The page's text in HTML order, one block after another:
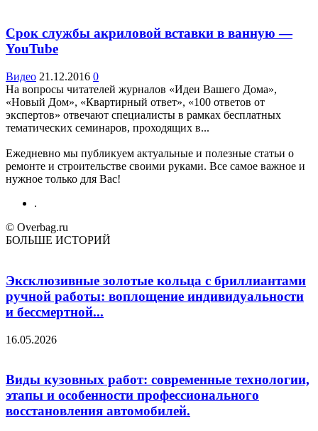
Срок службы акриловой вставки в ванную —
YouTube
Видео 21.12.2016 0
На вопросы читателей журналов «Идеи Вашего Дома»,
«Новый Дом», «Квартирный ответ», «100 ответов от
экспертов» отвечают специалисты в рамках бесплатных
тематических семинаров, проходящих в...
Ежедневно мы публикуем актуальные и полезные статьи о
ремонте и строительстве своими руками. Все самое важное и
нужное только для Вас!
.
© Overbag.ru
БОЛЬШЕ ИСТОРИЙ
Эксклюзивные золотые кольца с бриллиантами
ручной работы: воплощение индивидуальности
и бессмертной...
16.05.2026
Виды кузовных работ: современные технологии,
этапы и особенности профессионального
восстановления автомобилей.